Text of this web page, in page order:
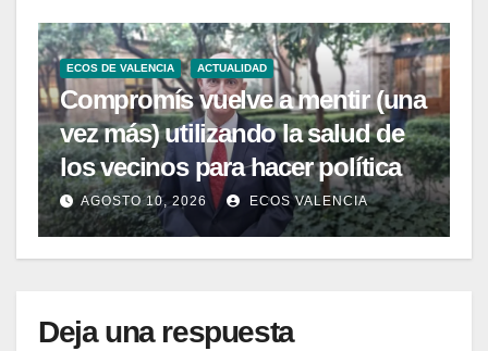
ECOS DE VALENCIA ACTUALIDAD
Compromís vuelve a mentir (una
vez más) utilizando la salud de
los vecinos para hacer política
AGOSTO 10, 2026 ECOS VALENCIA
Deja una respuesta